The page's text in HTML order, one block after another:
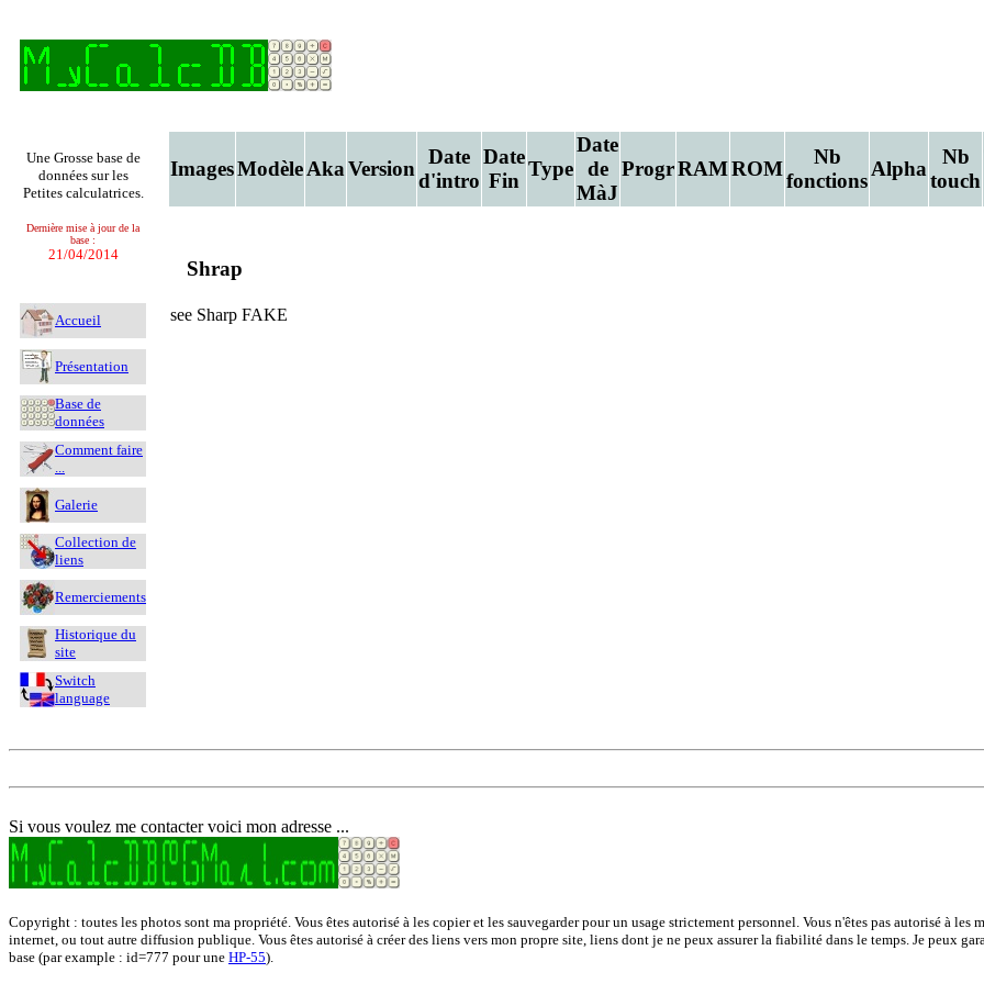
Une Grosse base de
données sur les
Petites calculatrices.
Dernière mise à jour de la
base :
21/04/2014
Accueil
Présentation
Base de
données
Comment faire
...
Galerie
Collection de
liens
Remerciements
Historique du
site
Switch
language
ImagesModèleAkaVersion
Date
d'intro
Date
Fin
Type
Date
de
MàJ
ProgrRAMROM
Nb
fonctions
Alpha
Nb
touch
Shrap
see Sharp FAKE
Si vous voulez me contacter voici mon adresse ...
Copyright : toutes les photos sont ma propriété. Vous êtes autorisé à les copier et les sauvegarder pour un usage strictement personnel. Vous n'êtes pas autorisé à
internet, ou tout autre diffusion publique. Vous êtes autorisé à créer des liens vers mon propre site, liens dont je ne peux assurer la fiabilité dans le temps. Je peux
base (par example : id=777 pour une HP-55).